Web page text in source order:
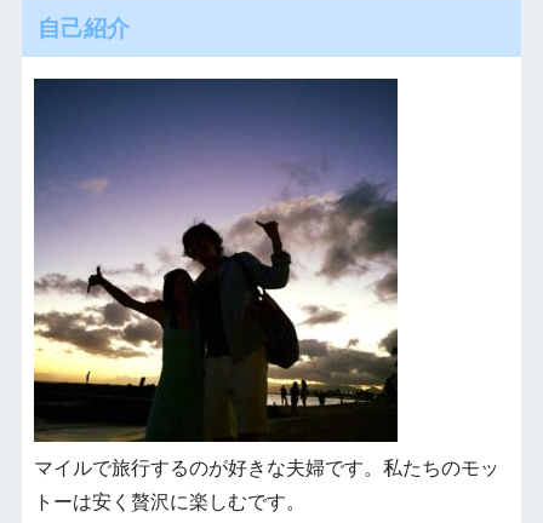
自己紹介
マイルで旅行するのが好きな夫婦です。私たちのモッ
トーは安く贅沢に楽しむです。